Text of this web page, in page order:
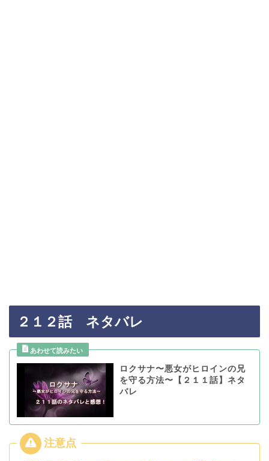
２１２話 ネタバレ
ロクサナ〜悪女がヒロインの兄
を守る方法〜【２１１話】ネタ
バレ